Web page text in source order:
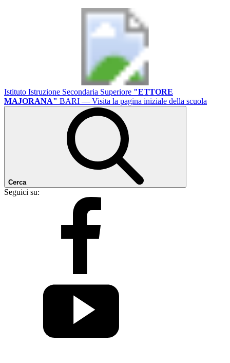
Istituto Istruzione Secondaria Superiore "ETTORE
MAJORANA" BARI — Visita la pagina iniziale della scuola
Cerca
Seguici su: